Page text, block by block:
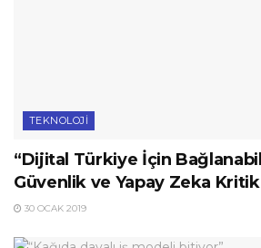
TEKNOLOJI
“Dijital Türkiye İçin
Güvenlik ve Yapay Zeka
30 OCAK 2019